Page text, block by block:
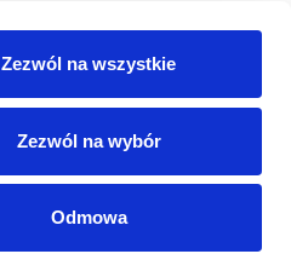
Zezwól na wszystkie
Zezwól na wybór
Odmowa
Do pobrania Usługi
Polityka prywatności